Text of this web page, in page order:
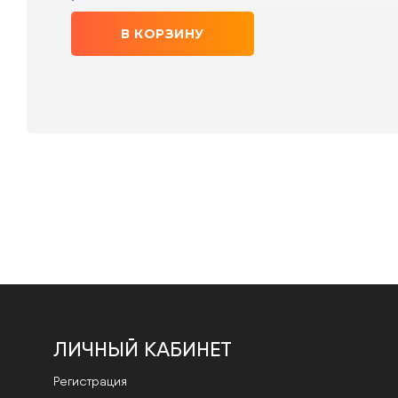
В КОРЗИНУ
ЛИЧНЫЙ КАБИНЕТ
Регистрация